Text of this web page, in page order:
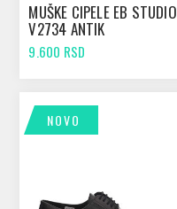
MUŠKE CIPELE EB STUDIO
V2734 ANTIK
9.600 RSD
NOVO